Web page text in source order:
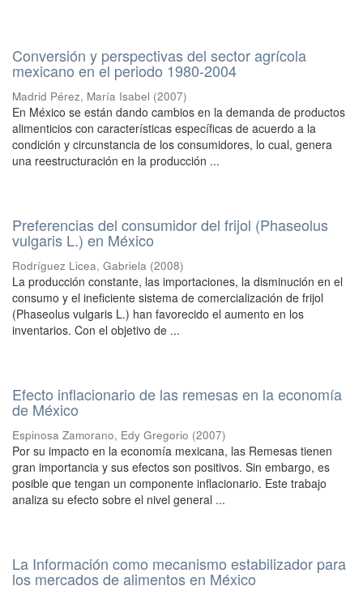
Conversión y perspectivas del sector agrícola
mexicano en el periodo 1980-2004
Madrid Pérez, María Isabel (2007)
En México se están dando cambios en la demanda de productos
alimenticios con características específicas de acuerdo a la
condición y circunstancia de los consumidores, lo cual, genera
una reestructuración en la producción ...
Preferencias del consumidor del frijol (Phaseolus
vulgaris L.) en México
Rodríguez Licea, Gabriela (2008)
La producción constante, las importaciones, la disminución en el
consumo y el ineficiente sistema de comercialización de frijol
(Phaseolus vulgaris L.) han favorecido el aumento en los
inventarios. Con el objetivo de ...
Efecto inflacionario de las remesas en la economía
de México
Espinosa Zamorano, Edy Gregorio (2007)
Por su impacto en la economía mexicana, las Remesas tienen
gran importancia y sus efectos son positivos. Sin embargo, es
posible que tengan un componente inflacionario. Este trabajo
analiza su efecto sobre el nivel general ...
La Información como mecanismo estabilizador para
los mercados de alimentos en México